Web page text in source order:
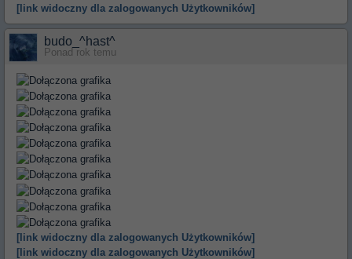
[link widoczny dla zalogowanych Użytkowników]
budo_^hast^
Ponad rok temu
[link widoczny dla zalogowanych Użytkowników]
[link widoczny dla zalogowanych Użytkowników]